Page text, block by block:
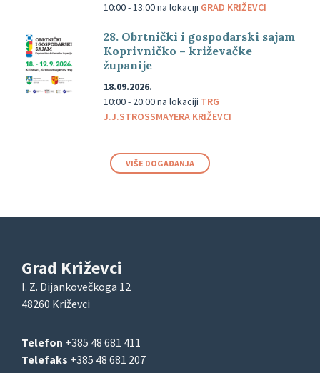
10:00 - 13:00na lokaciji GRAD KRIŽEVCI
28. Obrtnički i gospodarski sajam
Koprivničko – križevačke
županije
18.09.2026.
10:00 - 20:00na lokaciji TRG
J.J.STROSSMAYERA KRIŽEVCI
VIŠE DOGAĐANJA
Grad Križevci
I. Z. Dijankovečkoga 12
48260 Križevci
Telefon +385 48 681 411
Telefaks +385 48 681 207